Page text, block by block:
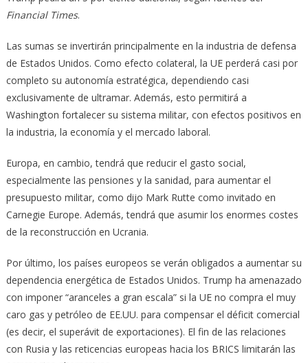
Financial Times.
Las sumas se invertirán principalmente en la industria de defensa
de Estados Unidos. Como efecto colateral, la UE perderá casi por
completo su autonomía estratégica, dependiendo casi
exclusivamente de ultramar. Además, esto permitirá a
Washington fortalecer su sistema militar, con efectos positivos en
la industria, la economía y el mercado laboral.
Europa, en cambio, tendrá que reducir el gasto social,
especialmente las pensiones y la sanidad, para aumentar el
presupuesto militar, como dijo Mark Rutte como invitado en
Carnegie Europe. Además, tendrá que asumir los enormes costes
de la reconstrucción en Ucrania.
Por último, los países europeos se verán obligados a aumentar su
dependencia energética de Estados Unidos. Trump ha amenazado
con imponer “aranceles a gran escala” si la UE no compra el muy
caro gas y petróleo de EE.UU. para compensar el déficit comercial
(es decir, el superávit de exportaciones). El fin de las relaciones
con Rusia y las reticencias europeas hacia los BRICS limitarán las